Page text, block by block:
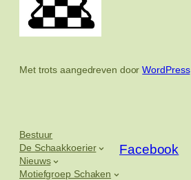
Met trots aangedreven doorWordPress
Bestuur
De Schaakkoerier
Nieuws
Motiefgroep Schaken
Facebook